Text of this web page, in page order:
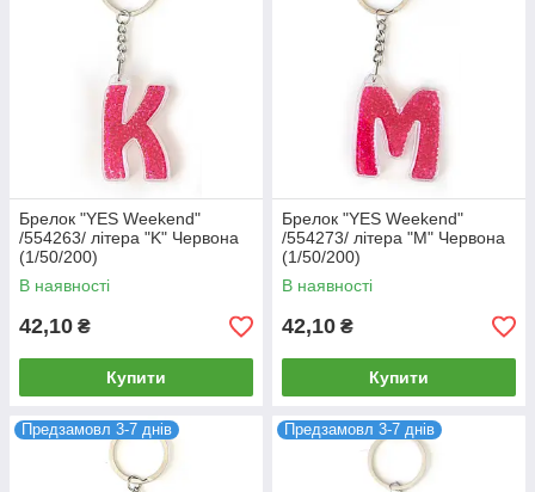
Брелок "YES Weekend"
/554263/ літера "K" Червона
(1/50/200)
В наявності
42,10 ₴
Купити
Брелок "YES Weekend"
/554273/ літера "M" Червона
(1/50/200)
В наявності
42,10 ₴
Купити
Предзамовл 3-7 днів Предзамовл 3-7 днів